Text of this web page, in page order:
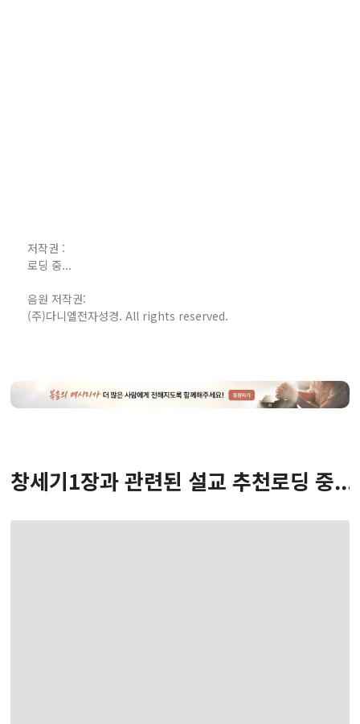
저작권 :
로딩 중...
음원 저작권:
(주)다니엘전자성경. All rights reserved.
창세기1장과 관련된 설교 추천로딩 중...